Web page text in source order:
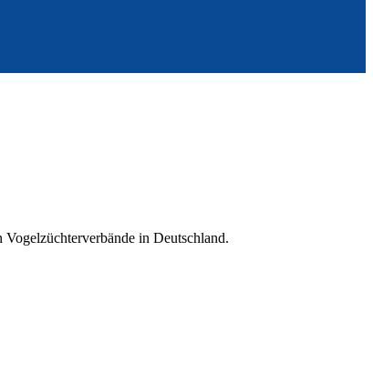
in Deutschland.